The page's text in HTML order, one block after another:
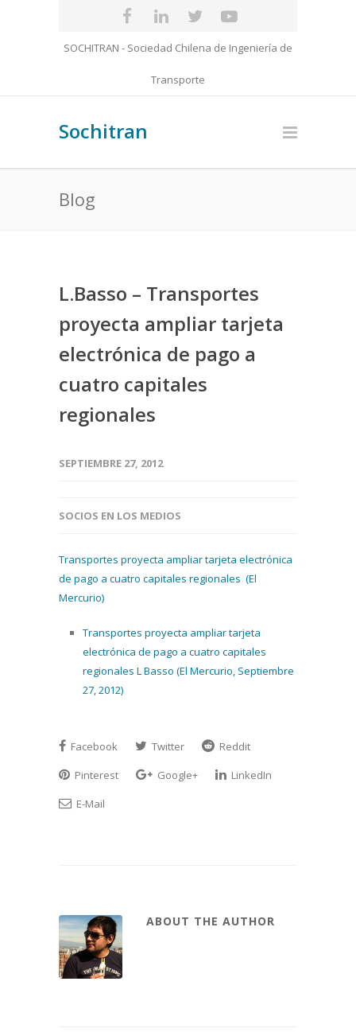
SOCHITRAN - Sociedad Chilena de Ingeniería de
Transporte
Sochitran
Blog
L.Basso – Transportes
proyecta ampliar tarjeta
electrónica de pago a
cuatro capitales
regionales
SEPTIEMBRE 27, 2012
SOCIOS EN LOS MEDIOS
Transportes proyecta ampliar tarjeta electrónica
de pago a cuatro capitales regionales (El
Mercurio)
Transportes proyecta ampliar tarjeta
electrónica de pago a cuatro capitales
regionales L Basso (El Mercurio, Septiembre
27, 2012)
Facebook Twitter
Reddit
Pinterest
Google+
LinkedIn
E-Mail
ABOUT THE AUTHOR